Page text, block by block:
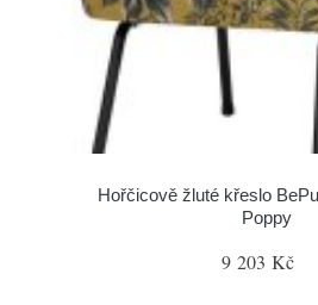
Hořčicově žluté křeslo
Poppy
9 203 Kč